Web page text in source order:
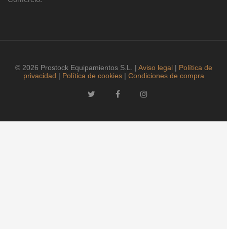
© 2026 Prostock Equipamientos S.L. | Aviso legal| Política de
privacidad | Política de cookies| Condiciones de compra